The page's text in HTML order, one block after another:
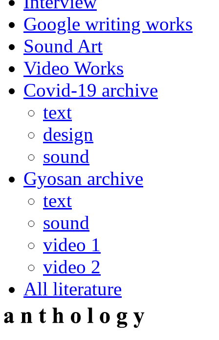
Google writing works
Sound Art
Video Works
Covid-19 archive
text
design
sound
Gyosan archive
text
sound
video 1
video 2
All literature